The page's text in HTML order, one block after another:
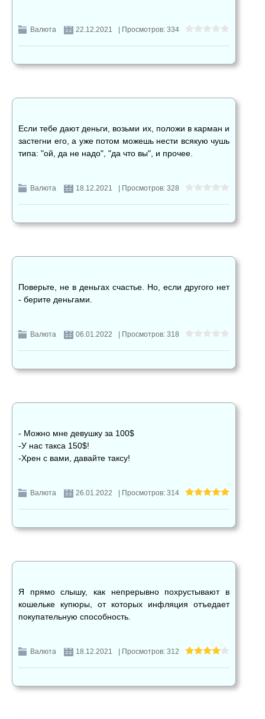
Валюта 22.12.2021 | Просмотров: 334
Если тебе дают деньги, возьми их, положи в карман и
застегни его, а уже потом можешь нести всякую чушь
типа: "ой, да не надо", "да что вы", и прочее.
Валюта 18.12.2021 | Просмотров: 328
Поверьте, не в деньгах счастье. Но, если другого нет
- берите деньгами.
Валюта 06.01.2022 | Просмотров: 318
- Можно мне девушку за 100$
-У нас такса 150$!
-Хрен с вами, давайте таксу!
Валюта 26.01.2022 | Просмотров: 314
Я прямо слышу, как непрерывно похрустывают в
кошельке купюры, от которых инфляция отъедает
покупательную способность.
Валюта 18.12.2021 | Просмотров: 312